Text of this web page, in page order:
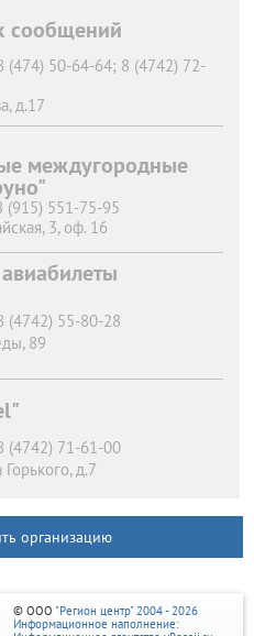
сообщений
(474) 50-64-64; 8 (4742) 72-
д.17
междугородные
(915) 551-75-95
3, оф. 16
(4742) 55-80-28
89
(4742) 71-61-00
д.7
организацию
© ООО "Регион центр" 2004 - 2026
Информационное наполнение: